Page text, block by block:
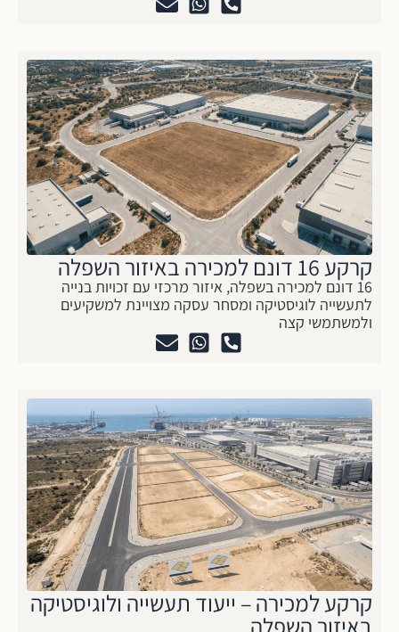
קרקע 16 דונם למכירה באיזור השפלה
16 דונם למכירה בשפלה, איזור מרכזי עם זכויות בנייה
לתעשייה לוגיסטיקה ומסחר עסקה מצויינת למשקיעים
ולמשתמשי קצה
קרקע למכירה – ייעוד תעשייה ולוגיסטיקה